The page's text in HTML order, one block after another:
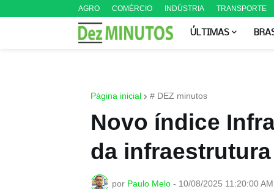
AGRO COMÉRCIO INDÚSTRIA TRANSPORTE
ÚLTIMAS
Página inicial # DEZ minutos
Novo índice
da
por Paulo Melo - 10/08/2025 11:20:00 AM